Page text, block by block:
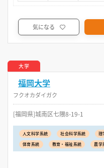
気になる
大学
福岡大学
フクオカダイガク
[福岡県]城南区七隈8-19-1
人文科学系統 社会科学系統 理
体育系統
教育・福祉系統 農学